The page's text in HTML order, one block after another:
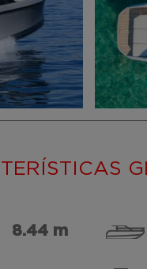
8.44 m